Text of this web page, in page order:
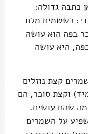
כתבה גדולה:
כששמים מלח
בפה הוא עושה
היא עושה
קצת נוזלים
וקצת סוכר, הם
מה שהם עושים.
על השמרים